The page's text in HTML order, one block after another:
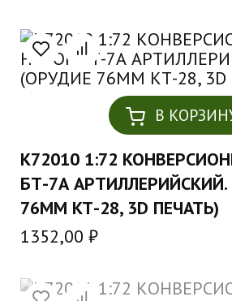
В
K72010 1:72
БТ-7А
76ММ КТ-28, 3D ПЕЧАТЬ)
1352,00 ₽